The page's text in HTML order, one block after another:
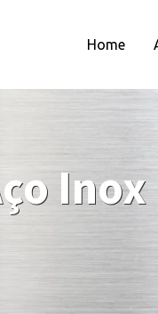
Home
Inox